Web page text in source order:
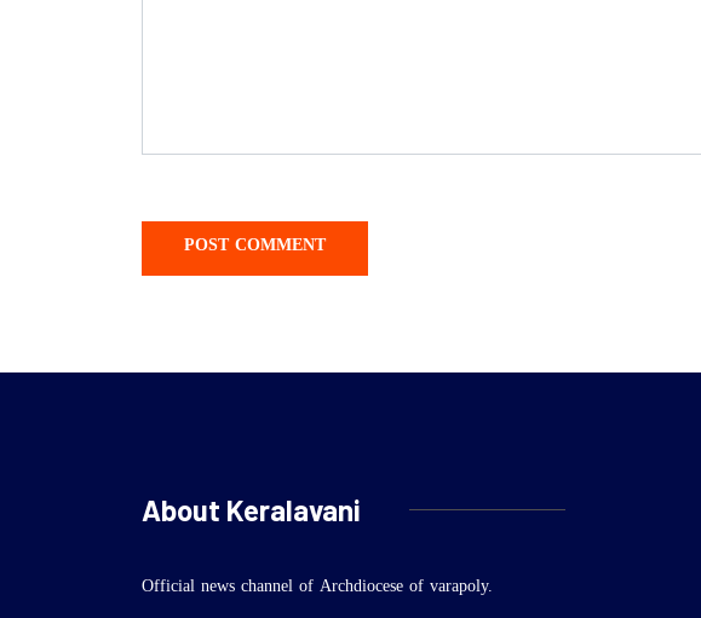
About Keralavani
Official news channel of Archdiocese of varapoly.